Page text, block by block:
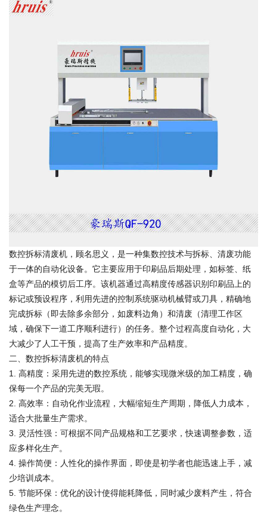
数控拆标清废机，顾名思义，是一种集数控技术与拆标、清废功能
于一体的自动化设备。它主要应用于印刷品后期处理，如标签、纸
盒等产品的模切后工序。该机器通过高精度传感器识别印刷品上的
标记或预设程序，利用先进的控制系统驱动机械臂或刀具，精确地
完成拆标（即去除多余部分，如废料边角）和清废（清理工作区
域，确保下一道工序顺利进行）的任务。整个过程高度自动化，大
大减少了人工干预，提高了生产效率和产品精度。
二、数控拆标清废机的特点
1. 高精度：采用先进的数控系统，能够实现微米级的加工精度，确
保每一个产品的完美无瑕。
2. 高效率：自动化作业流程，大幅缩短生产周期，降低人力成本，
适合大批量生产需求。
3. 灵活性强：可根据不同产品规格和工艺要求，快速调整参数，适
应多样化生产。
4. 操作简便：人性化的操作界面，即使是初学者也能迅速上手，减
少培训成本。
5. 节能环保：优化的设计使得能耗降低，同时减少废料产生，符合
绿色生产理念。